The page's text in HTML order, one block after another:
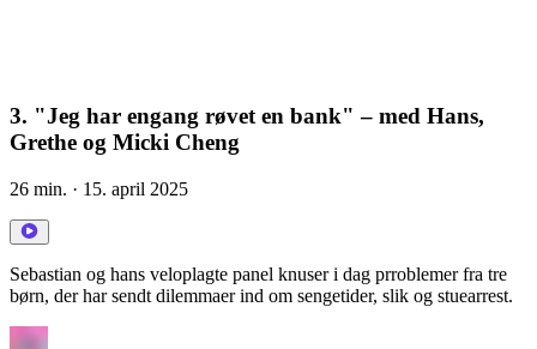
3. "Jeg har engang røvet en bank" – med Hans,
Grethe og Micki Cheng
26 min. · 15. april 2025
Sebastian og hans veloplagte panel knuser i dag prroblemer fra tre
børn, der har sendt dilemmaer ind om sengetider, slik og stuearrest.